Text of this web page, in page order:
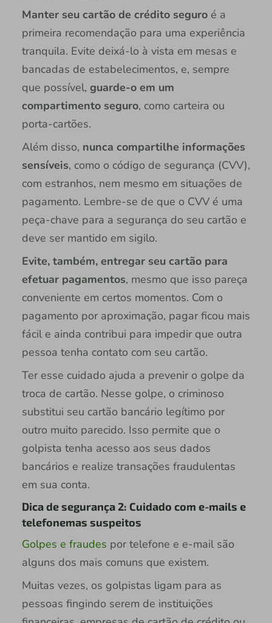
Manter seu cartão de crédito seguroé a
primeira recomendação para uma experiência
tranquila. Evite deixá-lo à vista em mesas e
bancadas de estabelecimentos, e, sempre
que possível, guarde-o em um
compartimento seguro, como carteira ou
porta-cartões.
Além disso, nunca compartilhe informações
sensíveis, como o código de segurança (CVV),
com estranhos, nem mesmo em situações de
pagamento. Lembre-se de que o CVV é uma
peça-chave para a segurança do seu cartão e
deve ser mantido em sigilo.
Evite, também, entregar seu cartão para
efetuar pagamentos, mesmo que isso pareça
conveniente em certos momentos. Com o
pagamento por aproximação, pagar ficou mais
fácil e ainda contribui para impedir que outra
pessoa tenha contato com seu cartão.
Ter esse cuidado ajuda a prevenir o golpe da
troca de cartão. Nesse golpe, o criminoso
substitui seu cartão bancário legítimo por
outro muito parecido. Isso permite que o
golpista tenha acesso aos seus dados
bancários e realize transações fraudulentas
em sua conta.
Dica de segurança 2: Cuidado com e-mails e
telefonemas suspeitos
Golpes e fraudes por telefone e e-mail são
alguns dos mais comuns que existem.
Muitas vezes, os golpistas ligam para as
pessoas fingindo serem de instituições